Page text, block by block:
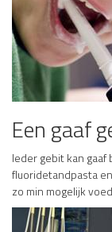
Een gaaf
Ieder gebit kan
fluoridetandpasta
zo min mogelijk